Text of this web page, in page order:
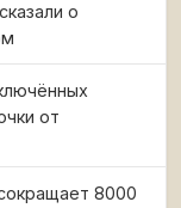
о
от
8000